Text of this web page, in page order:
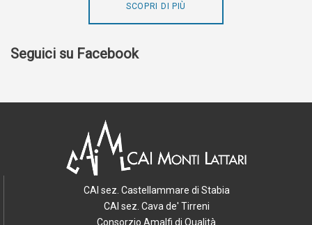
SCOPRI DI PIÙ
Seguici su Facebook
CAI sez. Castellammare di Stabia
CAI sez. Cava de' Tirreni
Consorzio Amalfi di Qualità